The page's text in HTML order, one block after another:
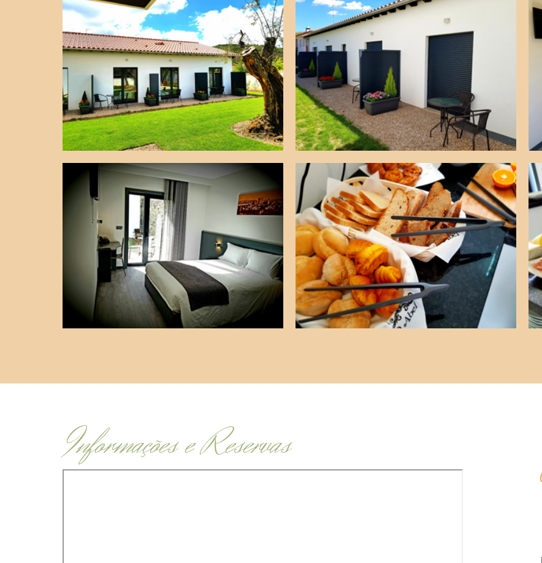
Informações e Reservas